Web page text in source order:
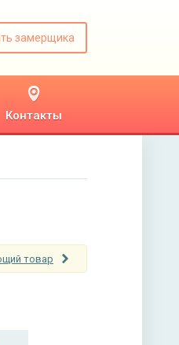
замерщика
Контакты
товар